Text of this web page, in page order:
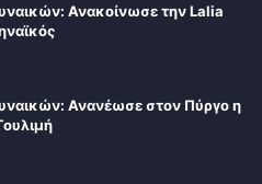
Ανακοίνωσε την Lalia
Ανανέωσε στον Πύργο η